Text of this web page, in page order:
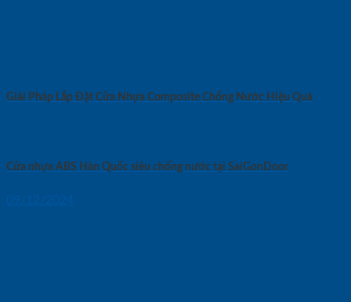
Giải Pháp Lắp Đặt Cửa Nhựa Composite Chống Nước Hiệu Quả
Cửa nhựa ABS Hàn Quốc siêu chống nước tại SaiGonDoor
09/12/2024